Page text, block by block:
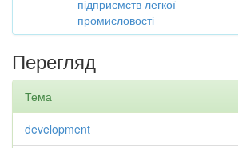
підприємств легкої
промисловості
Перегляд
Тема
development